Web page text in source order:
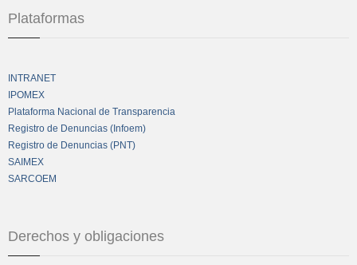
Plataformas
INTRANET
IPOMEX
Plataforma Nacional de Transparencia
Registro de Denuncias (Infoem)
Registro de Denuncias (PNT)
SAIMEX
SARCOEM
Derechos y obligaciones